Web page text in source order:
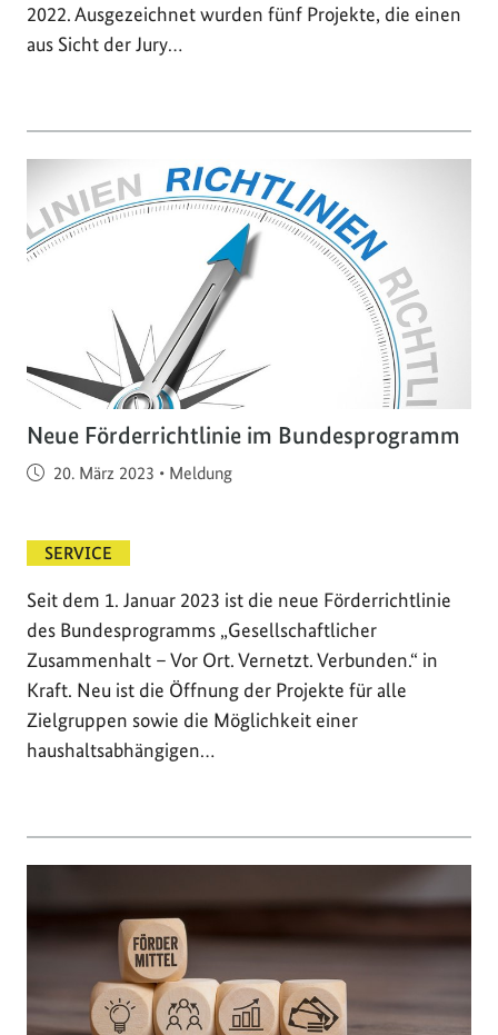
2022. Ausgezeichnet wurden fünf Projekte, die einen
aus Sicht der Jury…
Neue Förderrichtlinie im Bundesprogramm
Veröffentlicht am
20. März 2023 • Meldung
SERVICE
Seit dem 1. Januar 2023 ist die neue Förderrichtlinie
des Bundesprogramms „Gesellschaftlicher
Zusammenhalt – Vor Ort. Vernetzt. Verbunden.“ in
Kraft. Neu ist die Öffnung der Projekte für alle
Zielgruppen sowie die Möglichkeit einer
haushaltsabhängigen…